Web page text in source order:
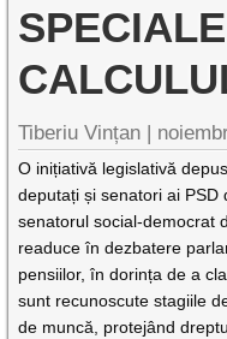
Tiberiu Vințan |
O inițiativă legislativă
deputați și senatori ai
senatorul social-democrat
readuce în dezbatere
pensiilor, în dorința de a
sunt recunoscute stagiile
de muncă, protejând